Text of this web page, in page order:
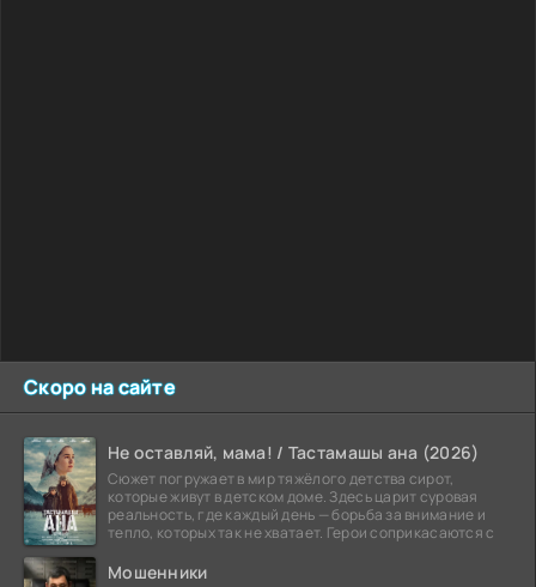
Скоро на сайте
Не оставляй, мама! / Тастамашы ана (2026)
Сюжет погружает в мир тяжёлого детства сирот,
которые живут в детском доме. Здесь царит суровая
реальность, где каждый день — борьба за внимание и
тепло, которых так не хватает. Герои соприкасаются с
Мошенники